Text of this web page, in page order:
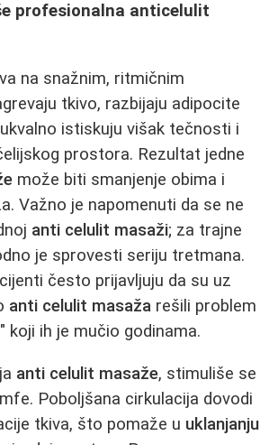
profesionalna anticelulit
na snažnim, ritmičnim
tkivo, razbijaju adipocite
istiskuju višak tečnosti i
prostora. Rezultat jedne
može biti smanjenje obima i
Važno je napomenuti da se ne
anti celulit masaži; za trajne
je sprovesti seriju tretmana.
često prijavljuju da su uz
anti celulit masaža rešili problem
koji ih je mučio godinama.
anti celulit masaže, stimuliše se
Poboljšana cirkulacija dovodi
tkiva, što pomaže u uklanjanju